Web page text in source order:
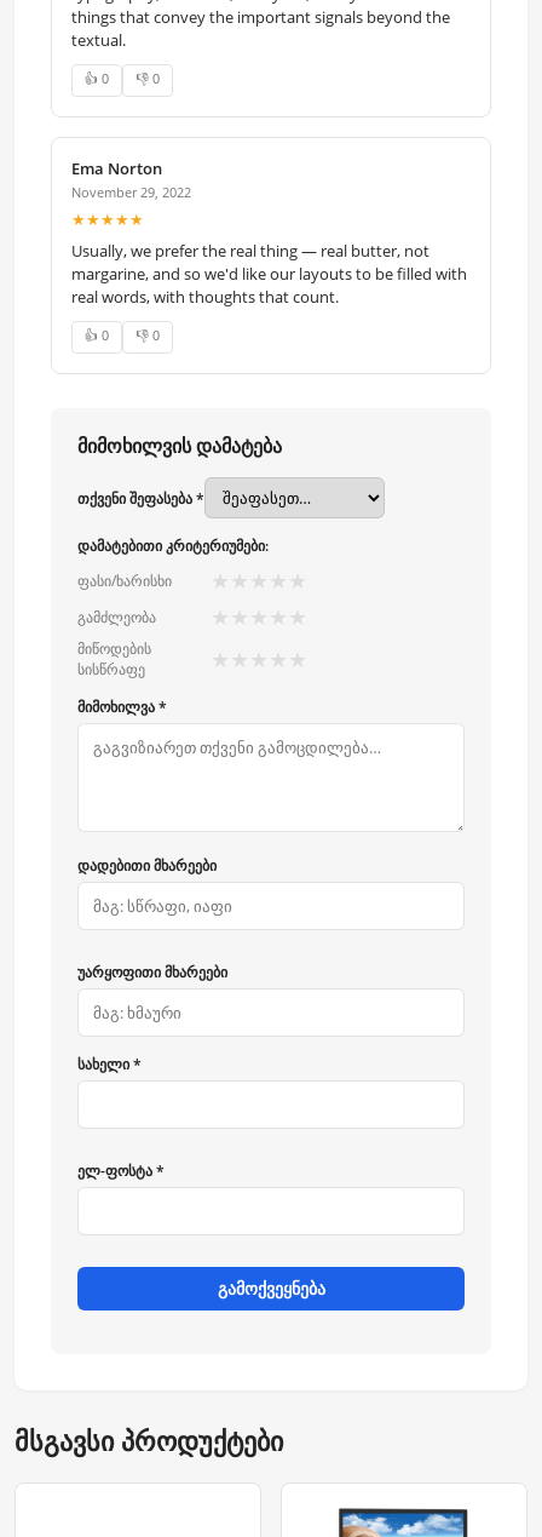
things that convey the important signals beyond the
textual.
👍 0 👎 0
Ema Norton
November 29, 2022
★★★★★
Usually, we prefer the real thing — real butter, not
margarine, and so we'd like our layouts to be filled with
real words, with thoughts that count.
👍 0 👎 0
მიმოხილვის დამატება
თქვენი შეფასება *
დამატებითი კრიტერიუმები:
ფასი/ხარისხი
★ ★ ★ ★ ★
გამძლეობა ★ ★ ★ ★ ★
მიწოდების
სისწრაფე
★ ★ ★ ★ ★
მიმოხილვა *
დადებითი მხარეები
უარყოფითი მხარეები
სახელი *
ელ-ფოსტა *
გამოქვეყნება
მსგავსი პროდუქტები